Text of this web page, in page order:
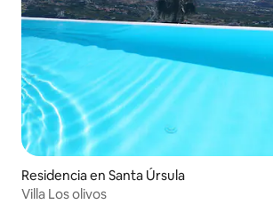
Residencia en Santa Úrsula
Villa Los olivos